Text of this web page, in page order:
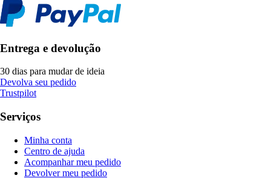
Entrega e devolução
30 dias para mudar de ideia
Devolva seu pedido
Trustpilot
Serviços
Minha conta
Centro de ajuda
Acompanhar meu pedido
Devolver meu pedido